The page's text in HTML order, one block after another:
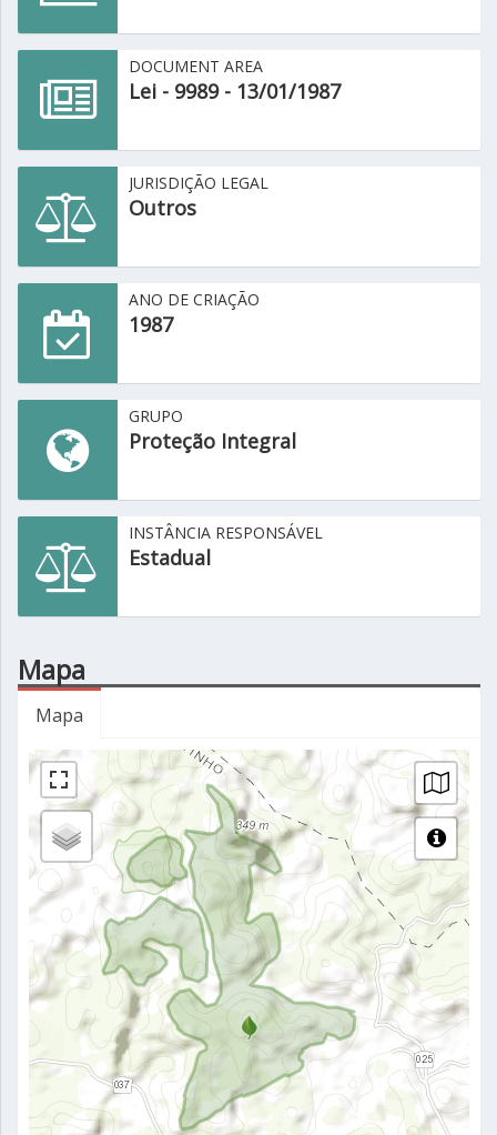
DOCUMENT AREA
Lei - 9989 - 13/01/1987
JURISDIÇÃO LEGAL
Outros
ANO DE CRIAÇÃO
1987
GRUPO
Proteção Integral
INSTÂNCIA RESPONSÁVEL
Estadual
Mapa
Mapa